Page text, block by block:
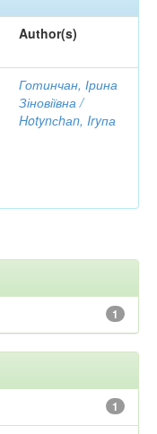
Author(s)
Готинчан, Ірина
Зіновіївна /
Hotynсhаn, Iryпа
1
1